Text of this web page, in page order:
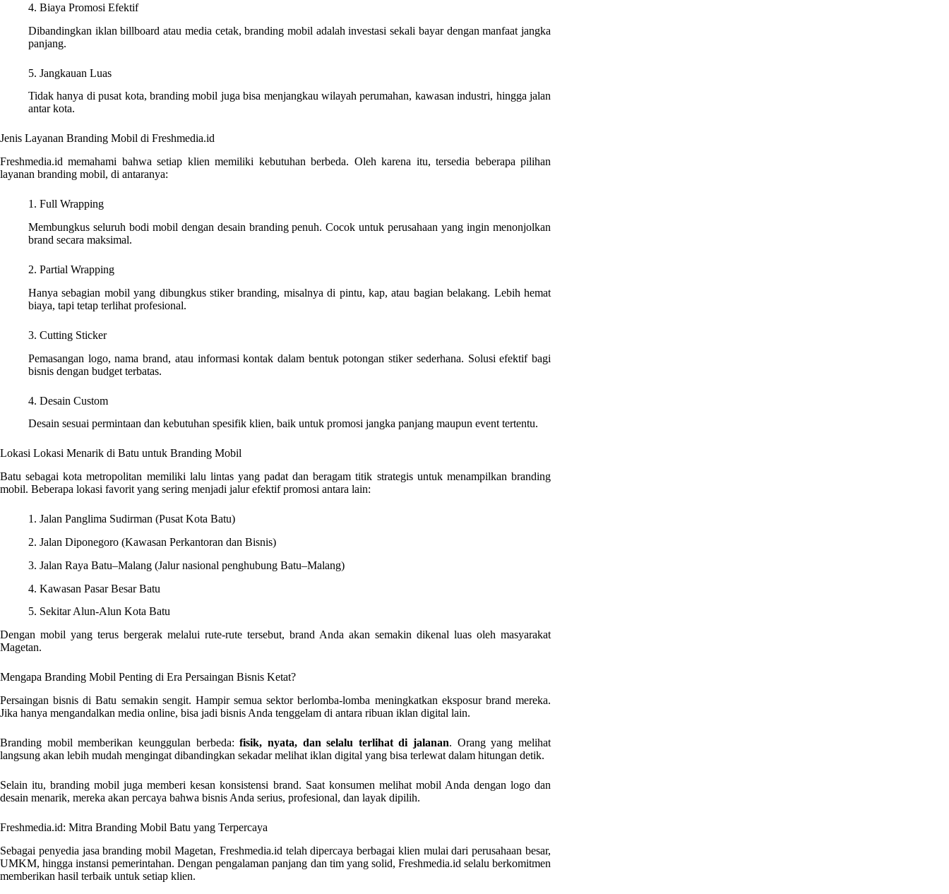
4. Biaya Promosi Efektif
Dibandingkan iklan billboard atau media cetak, branding mobil adalah investasi sekali bayar dengan manfaat jangka
panjang.
5. Jangkauan Luas
Tidak hanya di pusat kota, branding mobil juga bisa menjangkau wilayah perumahan, kawasan industri, hingga jalan
antar kota.
Jenis Layanan Branding Mobil di Freshmedia.id
Freshmedia.id memahami bahwa setiap klien memiliki kebutuhan berbeda. Oleh karena itu, tersedia beberapa pilihan
layanan branding mobil, di antaranya:
1. Full Wrapping
Membungkus seluruh bodi mobil dengan desain branding penuh. Cocok untuk perusahaan yang ingin menonjolkan
brand secara maksimal.
2. Partial Wrapping
Hanya sebagian mobil yang dibungkus stiker branding, misalnya di pintu, kap, atau bagian belakang. Lebih hemat
biaya, tapi tetap terlihat profesional.
3. Cutting Sticker
Pemasangan logo, nama brand, atau informasi kontak dalam bentuk potongan stiker sederhana. Solusi efektif bagi
bisnis dengan budget terbatas.
4. Desain Custom
Desain sesuai permintaan dan kebutuhan spesifik klien, baik untuk promosi jangka panjang maupun event tertentu.
Lokasi Lokasi Menarik di Batu untuk Branding Mobil
Batu sebagai kota metropolitan memiliki lalu lintas yang padat dan beragam titik strategis untuk menampilkan branding
mobil. Beberapa lokasi favorit yang sering menjadi jalur efektif promosi antara lain:
1. Jalan Panglima Sudirman (Pusat Kota Batu)
2. Jalan Diponegoro (Kawasan Perkantoran dan Bisnis)
3. Jalan Raya Batu–Malang (Jalur nasional penghubung Batu–Malang)
4. Kawasan Pasar Besar Batu
5. Sekitar Alun-Alun Kota Batu
Dengan mobil yang terus bergerak melalui rute-rute tersebut, brand Anda akan semakin dikenal luas oleh masyarakat
Magetan.
Mengapa Branding Mobil Penting di Era Persaingan Bisnis Ketat?
Persaingan bisnis di Batu semakin sengit. Hampir semua sektor berlomba-lomba meningkatkan eksposur brand mereka.
Jika hanya mengandalkan media online, bisa jadi bisnis Anda tenggelam di antara ribuan iklan digital lain.
Branding mobil memberikan keunggulan berbeda:fisik, nyata, dan selalu terlihat di jalanan. Orang yang melihat
langsung akan lebih mudah mengingat dibandingkan sekadar melihat iklan digital yang bisa terlewat dalam hitungan detik.
Selain itu, branding mobil juga memberi kesan konsistensi brand. Saat konsumen melihat mobil Anda dengan logo dan
desain menarik, mereka akan percaya bahwa bisnis Anda serius, profesional, dan layak dipilih.
Freshmedia.id: Mitra Branding Mobil Batu yang Terpercaya
Sebagai penyedia jasa branding mobil Magetan, Freshmedia.id telah dipercaya berbagai klien mulai dari perusahaan besar,
UMKM, hingga instansi pemerintahan. Dengan pengalaman panjang dan tim yang solid, Freshmedia.id selalu berkomitmen
memberikan hasil terbaik untuk setiap klien.